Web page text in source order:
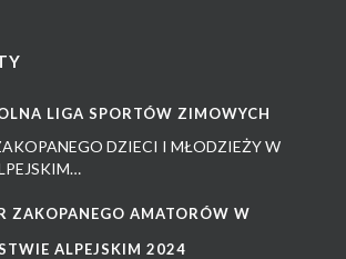
LIGA SPORTÓW ZIMOWYCH
DZIECI I MŁODZIEŻY W
ZAKOPANEGO AMATORÓW W
ALPEJSKIM 2024